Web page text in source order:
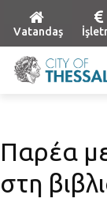
Vatandaş
Παρέα
στη